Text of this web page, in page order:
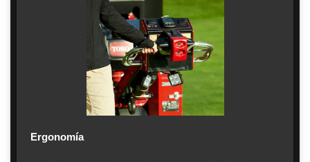
Ergonomía